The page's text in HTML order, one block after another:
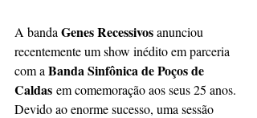
A banda Genes Recessivos anunciou
recentemente um show inédito em parceria
com a Banda Sinfônica de Poços de
Caldas em comemoração aos seus 25 anos.
Devido ao enorme sucesso, uma sessão